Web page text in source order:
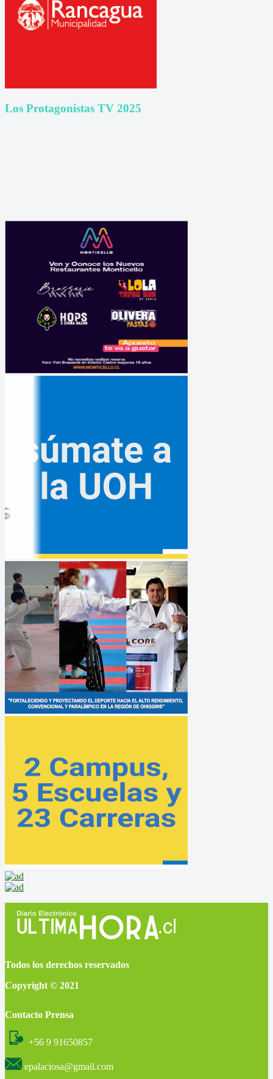
Los Protagonistas TV 2025
Todos los derechos reservados
Copyright © 2021
Contacto Prensa
+56 9 91650857
epalaciosa@gmail.com